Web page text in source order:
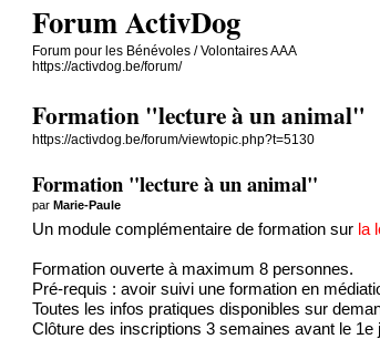
Forum ActivDog
Forum pour les Bénévoles / Volontaires AAA
https://activdog.be/forum/
Formation "lecture à un animal"
https://activdog.be/forum/viewtopic.php?t=5130
Formation "lecture à un animal"
parMarie-Paule
Un module complémentaire de formation sur la
Formation ouverte à maximum 8 personnes.
Pré-requis : avoir suivi une formation en
Toutes les infos pratiques disponibles sur
Clôture des inscriptions 3 semaines avant le 1e